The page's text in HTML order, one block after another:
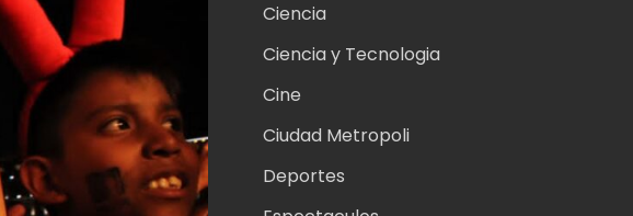
Ciencia
Ciencia y Tecnologia
Cine
Ciudad Metropoli
Deportes